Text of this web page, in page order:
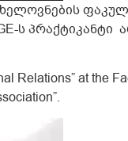
ს პრაქტიკანტი
Relations” at the